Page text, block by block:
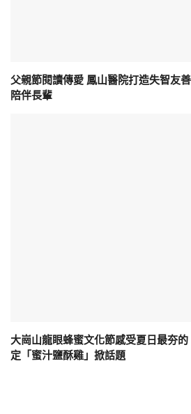
父親節閱讀傳愛 鳳山醫院打造失智友
陪伴長輩
大崗山龍眼蜂蜜文化節感受夏日最夯
定「蜜汁鹽酥雞」掀話題